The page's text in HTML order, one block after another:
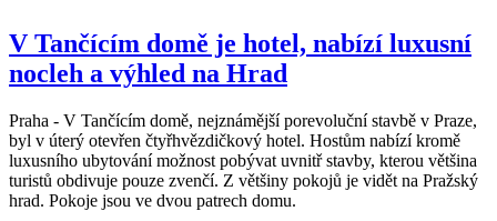
V Tančícím domě je hotel, nabízí luxusní
nocleh a výhled na Hrad
Praha - V Tančícím domě, nejznámější porevoluční stavbě v Praze,
byl v úterý otevřen čtyřhvězdičkový hotel. Hostům nabízí kromě
luxusního ubytování možnost pobývat uvnitř stavby, kterou většina
turistů obdivuje pouze zvenčí. Z většiny pokojů je vidět na Pražský
hrad. Pokoje jsou ve dvou patrech domu.